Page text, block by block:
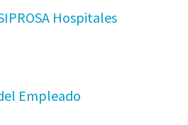
Hospitales
Empleado